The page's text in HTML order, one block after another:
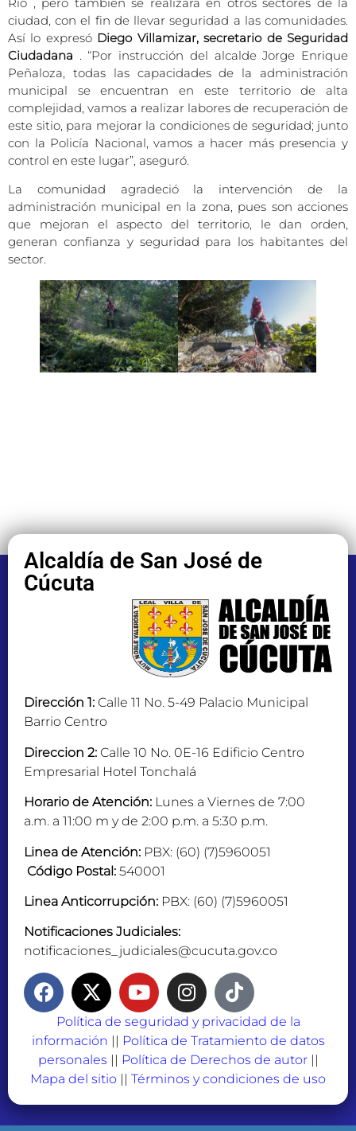
ciudad, con el fin de llevar seguridad a las comunidades.
Así lo expresó Diego Villamizar, secretario de Seguridad
Ciudadana . “Por instrucción del alcalde Jorge Enrique
Peñaloza, todas las capacidades de la administración
municipal se encuentran en este territorio de alta
complejidad, vamos a realizar labores de recuperación de
este sitio, para mejorar la condiciones de seguridad; junto
con la Policía Nacional, vamos a hacer más presencia y
control en este lugar”, aseguró.
La comunidad agradeció la intervención de la
administración municipal en la zona, pues son acciones
que mejoran el aspecto del territorio, le dan orden,
generan confianza y seguridad para los habitantes del
sector.
Alcaldía de San José de
Cúcuta
Dirección 1: Calle 11 No. 5-49 Palacio Municipal
Barrio Centro
Direccion 2: Calle 10 No. 0E-16 Edificio Centro
Empresarial Hotel Tonchalá
Horario de Atención: Lunes a Viernes de 7:00
a.m. a 11:00 m y de 2:00 p.m. a 5:30 p.m.
Linea de Atención: PBX: (60) (7)5960051
Código Postal: 540001
Linea Anticorrupción: PBX: (60) (7)5960051
Notificaciones Judiciales:
notificaciones_judiciales@cucuta.gov.co
Política de seguridad y privacidad de la
información || Política de Tratamiento de datos
personales || Política de Derechos de autor||
Mapa del sitio || Términos y condiciones de uso